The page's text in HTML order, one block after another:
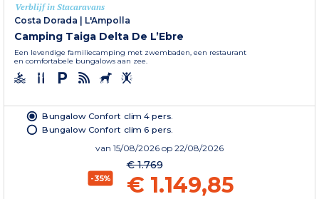
Verblijf in Stacaravans
Costa Dorada
L'Ampolla
Camping Taiga Delta De L’Ebre
Een levendige familiecamping met zwembaden, een restaurant
en comfortabele bungalows aan zee.
Bungalow Confort clim 4 pers.
Bungalow Confort clim 6 pers.
van 15/08/2026 op 22/08/2026
-35%
€ 1.769
€ 1.149,85